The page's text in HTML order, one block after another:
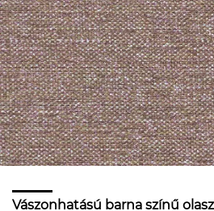
Vászonhatású barna színű